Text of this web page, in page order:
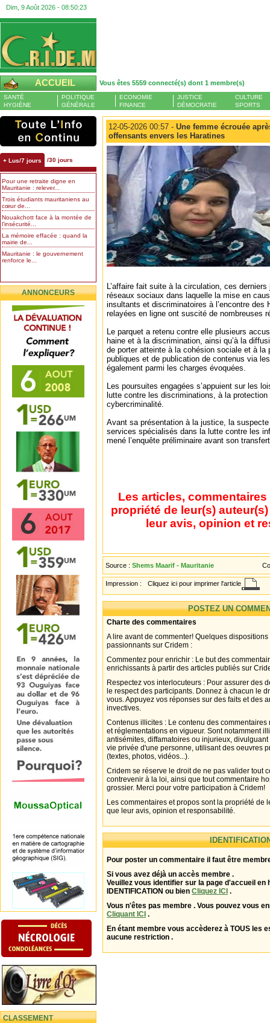
Dim, 9 Août 2026 - 08:50:24
ACCUEIL Vous êtes 5559 connecté(s) dont 1 membre(s)
SANTÉ
HYGIÈNE
POLITIQUE
GÉNÉRALE
ECONOMIE
FINANCE
JUSTICE
DÉMOCRATIE
CULTURE
SPORTS
+ Lus/7 jours /30 jours
Pour une retraite digne en
Mauritanie : relever...
Trois étudiants mauritaniens au
cœur de...
Nouakchott face à la montée de
l’insécurité...
La mémoire effacée : quand la
mairie de...
Mauritanie : le gouvernement
renforce le...
ANNONCEURS
CLASSEMENT
12-05-2026 00:57 - Une femme écrouée
offensants envers les Haratines
L’affaire fait suite à la circulation, ces
réseaux sociaux dans laquelle la mise en
insultants et discriminatoires à l’encontre des
relayées en ligne ont suscité de nombreuses
Le parquet a retenu contre elle plusieurs
haine et à la discrimination, ainsi qu’à la
de porter atteinte à la cohésion sociale et à la
publiques et de publication de contenus via
également parmi les charges évoquées.
Les poursuites engagées s’appuient sur les
lutte contre les discriminations, à la protection
cybercriminalité.
Avant sa présentation à la justice, la
services spécialisés dans la lutte contre les
mené l’enquête préliminaire avant son
Les articles,
propriété de leur(s)
leur avis, opinion et
Source : Shems Maarif - Mauritanie
Impression : Cliquez ici pour imprimer l'article
POSTEZ UN
Charte des commentaires
A lire avant de commenter! Quelques
passionnants sur Cridem :
Commentez pour enrichir : Le but des
enrichissants à partir des articles publiés sur
Respectez vos interlocuteurs : Pour assurer des
le respect des participants. Donnez à chacun le
vous. Appuyez vos réponses sur des faits et des
invectives.
Contenus illicites : Le contenu des
et réglementations en vigueur. Sont notamment
antisémites, diffamatoires ou injurieux,
vie privée d'une personne, utilisant des oeuvres
(textes, photos, vidéos...).
Cridem se réserve le droit de ne pas valider tout
contrevenir à la loi, ainsi que tout commentaire
grossier. Merci pour votre participation à Cridem!
Les commentaires et propos sont la propriété de
que leur avis, opinion et responsabilité.
Pour poster un commentaire il faut être
Si vous avez déjà un accès membre .
Veuillez vous identifier sur la page d'accueil en
IDENTIFICATION ou bien Cliquez ICI .
Vous n'êtes pas membre . Vous pouvez vous
Cliquant ICI .
En étant membre vous accèderez à TOUS les
aucune restriction .